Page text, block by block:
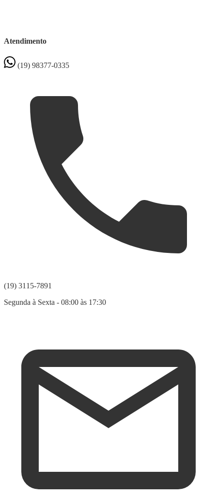
Atendimento
(19) 98377-0335
(19) 3115-7891
Segunda à Sexta - 08:00 às 17:30